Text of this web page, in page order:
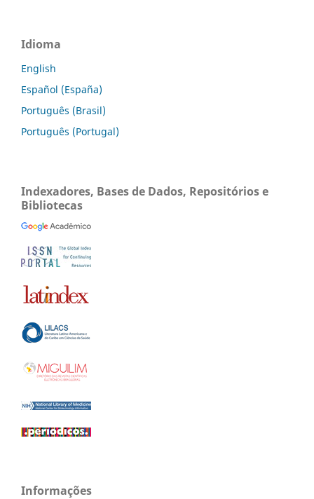
Idioma
English
Español (España)
Português (Brasil)
Português (Portugal)
Indexadores, Bases de Dados, Repositórios e
Bibliotecas
Informações